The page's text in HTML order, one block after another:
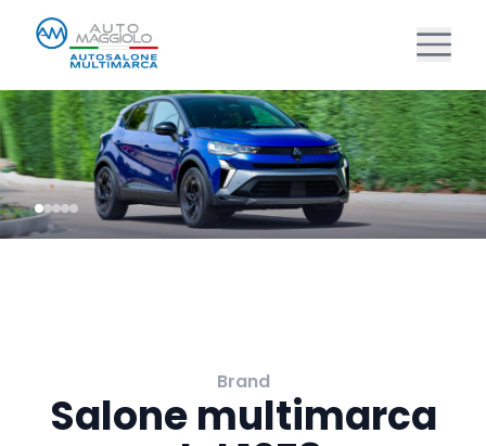
Brand
Salone multimarca